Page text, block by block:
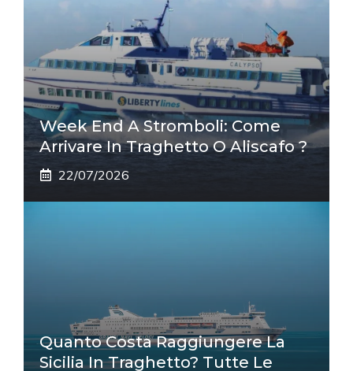
Week End A Stromboli: Come
Arrivare In Traghetto O Aliscafo ?
22/07/2026
Quanto Costa Raggiungere La
Sicilia In Traghetto? Tutte Le